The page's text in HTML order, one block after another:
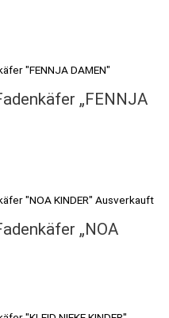
„FENNJA
Ausverkauft
„NOA